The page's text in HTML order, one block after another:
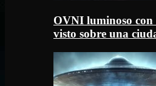
OVNI luminoso con
visto sobre una